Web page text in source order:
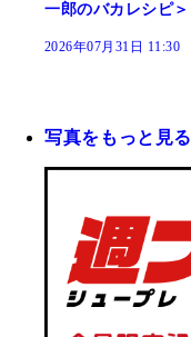
一郎のバカレシピ＞
2026年07月31日 11:30
写真をもっと見る